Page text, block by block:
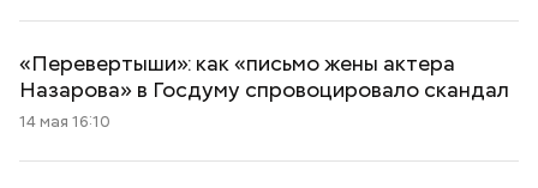
«Перевертыши»: как «письмо жены актера
Назарова» в Госдуму спровоцировало скандал
14 мая 16:10